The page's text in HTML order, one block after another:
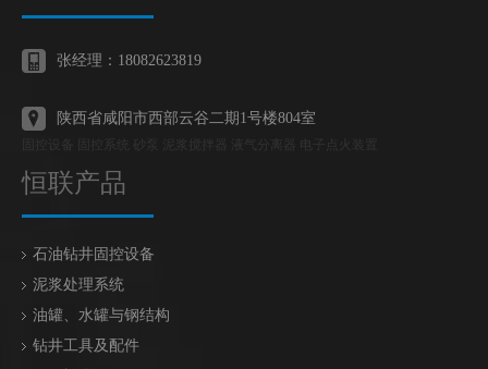
张经理：18082623819
陕西省咸阳市西部云谷二期1号楼804室
恒联产品
石油钻井固控设备
泥浆处理系统
油罐、水罐与钢结构
钻井工具及配件